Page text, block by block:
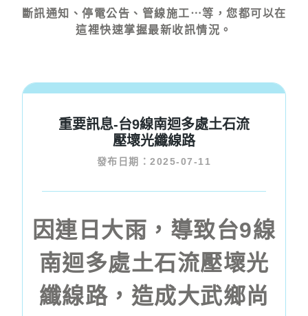
斷訊通知、停電公告、管線施工⋯等，您都可以在
這裡快速掌握最新收訊情況。
重要訊息-台9線南迴多處土石流
壓壞光纖線路
發布日期：2025-07-11
因連日大雨，導致台9線
南迴多處土石流壓壞光
纖線路，造成大武鄉尚